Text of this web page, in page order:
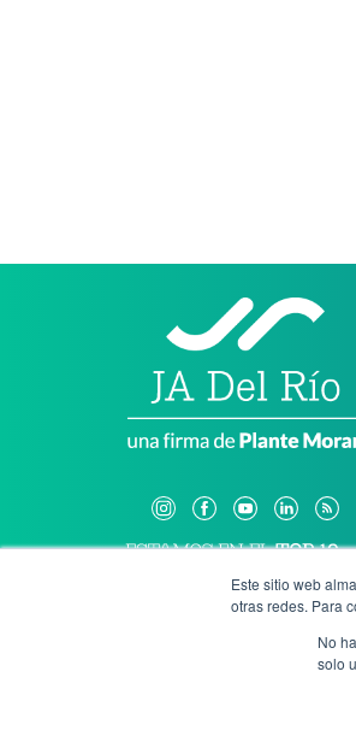
Este sitio web
otras redes. Para
No
solo